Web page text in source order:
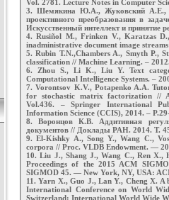
Vol. 2781. Lecture Notes in Computer
3. Шемякина Ю.А., Жуковский А.Е.,
проективного преобразования в
Искусственный интеллект и
4. Rusiñol M., Frinken V., Karatzas
inadministrative document image
5. Rubin T.N.,Chambers A., Smyth P.,
classification // Machine Learning. –
6. Zhou S., Li K., Liu Y. Text
Computational Intelligence Systems. –
7. Vorontsov K.V., Potapenko A.A.
for stochastic matrix factorization //
Vol.436. – Springer International
Information Science (CCIS), 2014. –
8. Воронцов К.В. Аддитивная
документов // Доклады РАН. 2014. Т.
9. El-Kishky A., Song Y., Wang C.,
corpora // Proc. VLDB Endowment. —
10. Liu J., Shang J., Wang C., Ren
Proceedings of the 2015 ACM
SIGMOD 45. — New York, NY, USA:
11. Yarn X., Guo J., Lan Y., Cheng X.
International Conference on World
Switzerland: International World Wide